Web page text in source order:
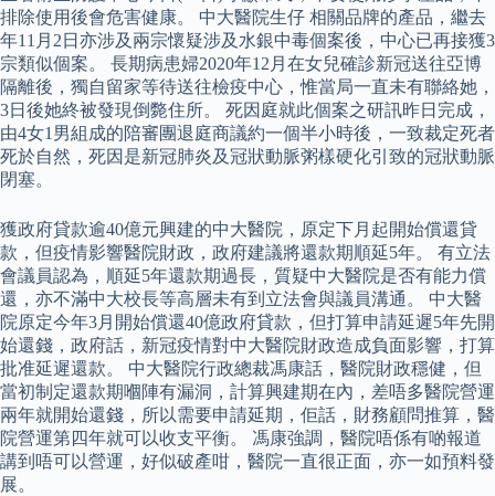
排除使用後會危害健康。 中大醫院生仔 相關品牌的產品，繼去
年11月2日亦涉及兩宗懷疑涉及水銀中毒個案後，中心已再接獲3
宗類似個案。 長期病患婦2020年12月在女兒確診新冠送往亞博
隔離後，獨自留家等待送往檢疫中心，惟當局一直未有聯絡她，
3日後她終被發現倒斃住所。 死因庭就此個案之研訊昨日完成，
由4女1男組成的陪審團退庭商議約一個半小時後，一致裁定死者
死於自然，死因是新冠肺炎及冠狀動脈粥樣硬化引致的冠狀動脈
閉塞。
獲政府貸款逾40億元興建的中大醫院，原定下月起開始償還貸
款，但疫情影響醫院財政，政府建議將還款期順延5年。 有立法
會議員認為，順延5年還款期過長，質疑中大醫院是否有能力償
還，亦不滿中大校長等高層未有到立法會與議員溝通。 中大醫
院原定今年3月開始償還40億政府貸款，但打算申請延遲5年先開
始還錢，政府話，新冠疫情對中大醫院財政造成負面影響，打算
批准延遲還款。 中大醫院行政總裁馮康話，醫院財政穩健，但
當初制定還款期嗰陣有漏洞，計算興建期在內，差唔多醫院營運
兩年就開始還錢，所以需要申請延期，佢話，財務顧問推算，醫
院營運第四年就可以收支平衡。 馮康強調，醫院唔係有啲報道
講到唔可以營運，好似破產咁，醫院一直很正面，亦一如預料發
展。